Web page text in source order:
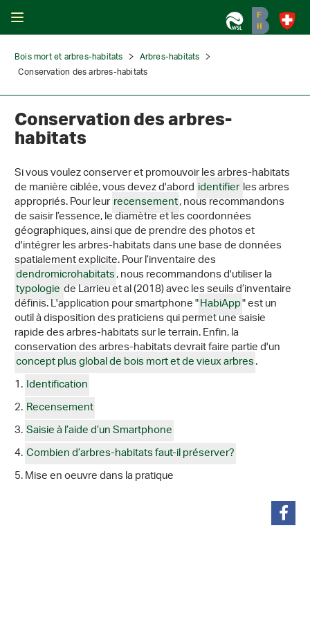
Bois mort et arbres-habitats
Arbres-habitats
Conservation des arbres-habitats
Conservation des arbres-
habitats
Si vous voulez conserver et promouvoir les arbres-habitats
de manière ciblée, vous devez d'abord identifierles arbres
appropriés. Pour leurrecensement, nous recommandons
de saisir l’essence, le diamètre et les coordonnées
géographiques, ainsi que de prendre des photos et
d'intégrer les arbres-habitats dans une base de données
spatialement explicite. Pour l’inventaire des
dendromicrohabitats, nous recommandons d'utiliser la
typologiede Larrieu et al (2018) avec les seuils d’inventaire
définis. L'application pour smartphone "HabiApp" est un
outil à disposition des praticiens qui permet une saisie
rapide des arbres-habitats sur le terrain. Enfin, la
conservation des arbres-habitats devrait faire partie d'un
concept plus global de bois mort et de vieux arbres.
1.Identification
2.Recensement
3.Saisie à l’aide d’un Smartphone
4.Combien d’arbres-habitats faut-il préserver?
5. Mise en oeuvre dans la pratique